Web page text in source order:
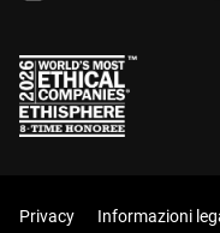
Privacy Informazioni